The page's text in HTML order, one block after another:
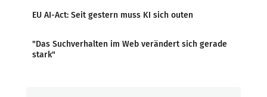
EU AI-Act: Seit gestern muss KI sich outen
"Das Suchverhalten im Web verändert sich gerade
stark"